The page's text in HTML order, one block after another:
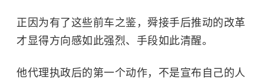
正因为有了这些前车之鉴，舜接手后推动的改革
才显得方向感如此强烈、手段如此清醒。
他代理执政后的第一个动作，不是宣布自己的人